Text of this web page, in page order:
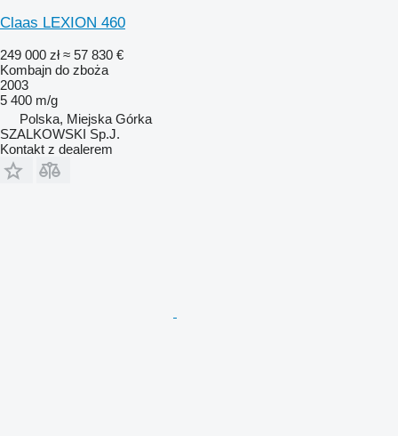
Claas LEXION 460
249 000 zł ≈ 57 830 €
Kombajn do zboża
2003
5 400 m/g
Polska, Miejska Górka
SZALKOWSKI Sp.J.
Kontakt z dealerem